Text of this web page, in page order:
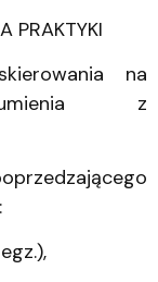
PRAKTYKI
na
z